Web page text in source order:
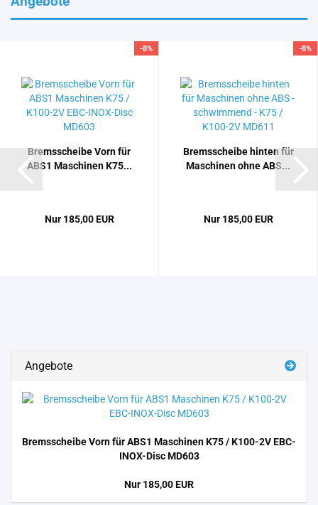
-8%
Brems­schei­be Vorn für
ABS1 Ma­schi­nen K75...
Nur 185,00 EUR
-8%
Brems­schei­be hin­ten für
Ma­schi­nen ohne ABS...
Nur 185,00 EUR
Angebote
Brems­schei­be Vorn für ABS1 Ma­schi­nen K75 / K100-​2V EBC-​
INOX-Disc MD603
Nur 185,00 EUR